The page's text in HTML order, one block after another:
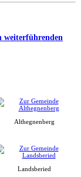
weiterführenden
Althegnenberg
Landsberied